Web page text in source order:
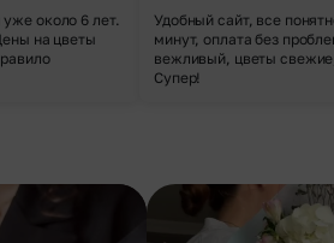
около 6 лет.
на цветы
Удобный сайт, все
минут, оплата без
вежливый, цветы
Супер!